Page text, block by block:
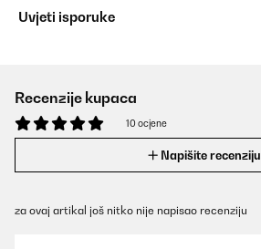
Uvjeti isporuke
Recenzije kupaca
10 ocjene
Napišite recenziju
za ovaj artikal još nitko nije napisao recenziju